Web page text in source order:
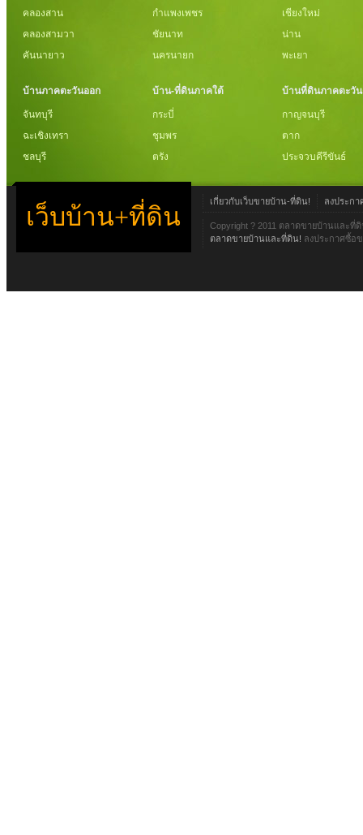
คลองสาน
คลองสามวา
คันนายาว
บ้านภาคตะวันออก
จันทบุรี
ฉะเชิงเทรา
ชลบุรี
กำแพงเพชร
ชัยนาท
นครนายก
บ้าน-ที่ดินภาคใต้
กระบี่
ชุมพร
ตรัง
เชียงใหม่
น่าน
พะเยา
บ้านที่ดินภาคตะวั
กาญจนบุรี
ตาก
ประจวบคีรีขันธ์
เว็บบ้าน+ที่ดิน
เกี่ยวกับเว็บขายบ้าน-ที่ดิน! ลงประก
Copyright ? 2011 ตลาดขายบ้านและที่
ตลาดขายบ้านและที่ดิน! ลงประกาศซื้อ